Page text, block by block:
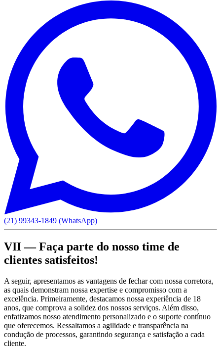
(21) 99343-1849 (WhatsApp)
VII — Faça parte do nosso time de
clientes satisfeitos!
A seguir, apresentamos as vantagens de fechar com nossa corretora,
as quais demonstram nossa expertise e compromisso com a
excelência. Primeiramente, destacamos nossa experiência de 18
anos, que comprova a solidez dos nossos serviços. Além disso,
enfatizamos nosso atendimento personalizado e o suporte contínuo
que oferecemos. Ressaltamos a agilidade e transparência na
condução de processos, garantindo segurança e satisfação a cada
cliente.